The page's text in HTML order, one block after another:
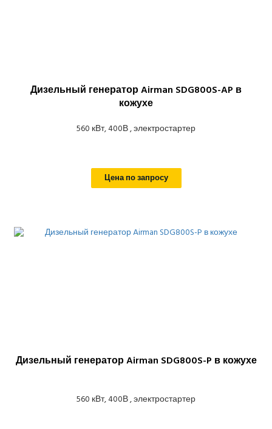
Дизельный генератор Airman SDG800S-AP в
кожухе
560 кВт, 400В , электростартер
Цена по запросу
Дизельный генератор Airman SDG800S-P в кожухе
560 кВт, 400В , электростартер